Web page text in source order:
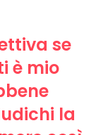
se
è mio
la